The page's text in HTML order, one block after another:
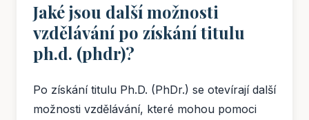
Jaké jsou další možnosti
vzdělávání po získání titulu
ph.d. (phdr)?
Po získání titulu Ph.D. (PhDr.) se otevírají další
možnosti vzdělávání, které mohou pomoci